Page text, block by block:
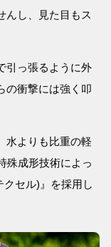
んし、見た目もス
引っ張るように外
の衝撃には強く叩
水よりも比重の軽
殊成形技術によっ
セル)』を採用し